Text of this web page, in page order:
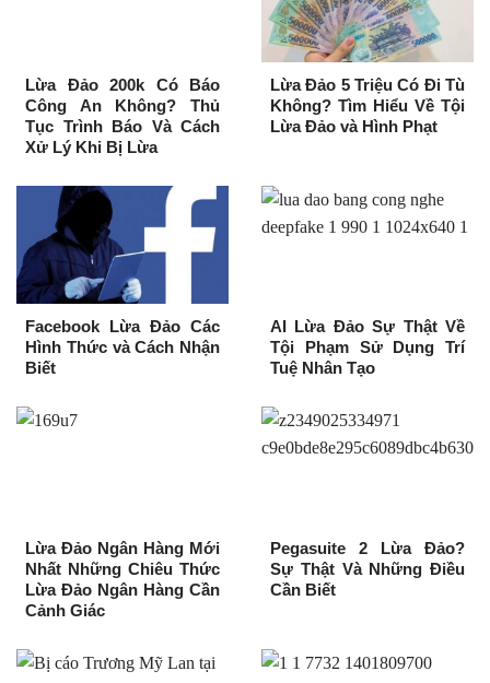
Lừa Đảo 200k Có Báo
Công An Không? Thủ
Tục Trình Báo Và Cách
Xử Lý Khi Bị Lừa
Lừa Đảo 5 Triệu Có Đi Tù
Không? Tìm Hiểu Về Tội
Lừa Đảo và Hình Phạt
Facebook Lừa Đảo Các
Hình Thức và Cách Nhận
Biết
AI Lừa Đảo Sự Thật Về
Tội Phạm Sử Dụng Trí
Tuệ Nhân Tạo
Lừa Đảo Ngân Hàng Mới
Nhất Những Chiêu Thức
Lừa Đảo Ngân Hàng Cần
Cảnh Giác
Pegasuite 2 Lừa Đảo?
Sự Thật Và Những Điều
Cần Biết